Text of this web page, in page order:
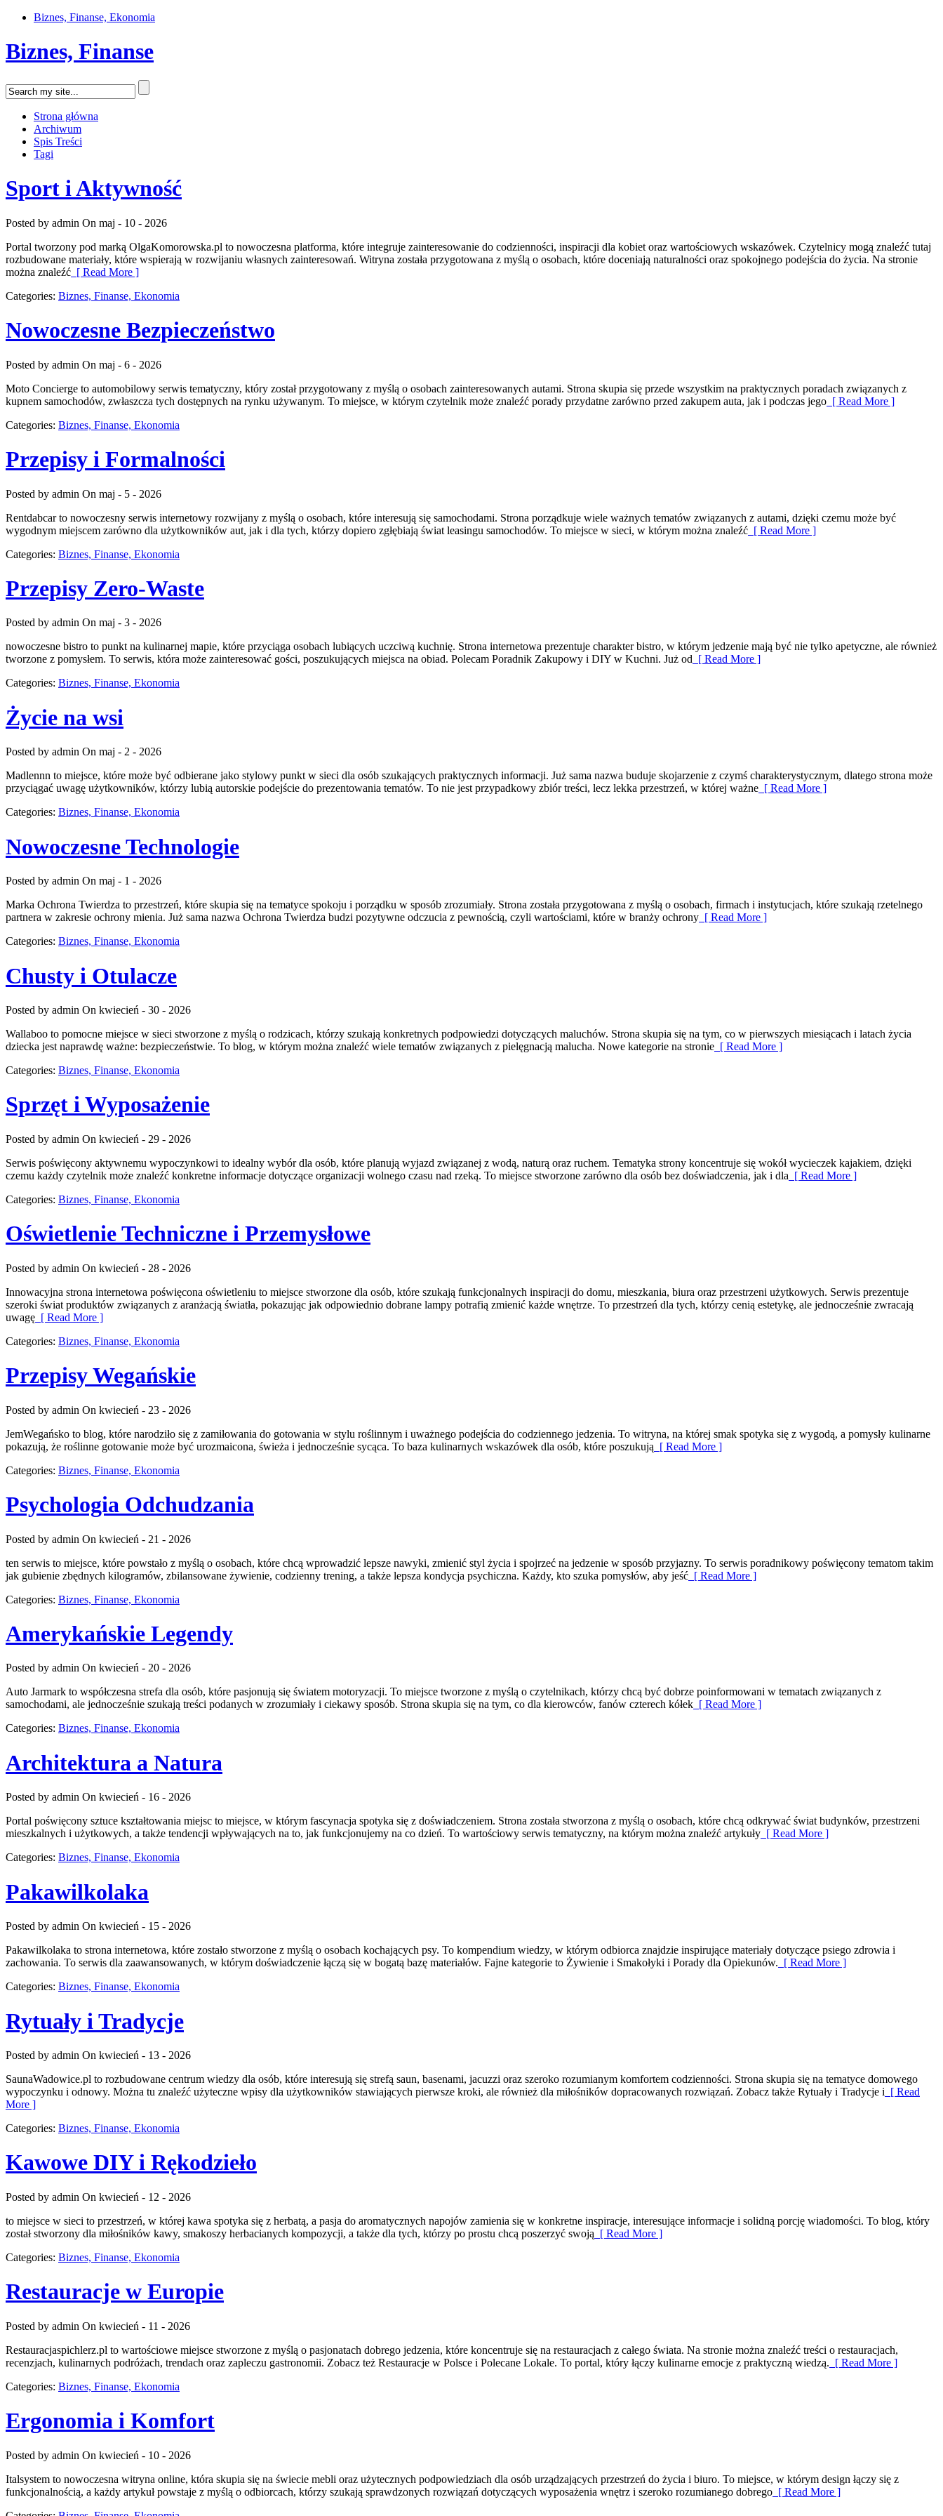
Biznes, Finanse, Ekonomia
Biznes, Finanse
Strona główna
Archiwum
Spis Treści
Tagi
Sport i Aktywność
Posted by admin On maj - 10 - 2026
Portal tworzony pod marką OlgaKomorowska.pl to nowoczesna platforma, które integruje zainteresowanie do codzienności, inspiracji dla kobiet oraz wartościowych wskazówek. Czytelnicy mogą znaleźć tutaj
rozbudowane materiały, które wspierają w rozwijaniu własnych zainteresowań. Witryna została przygotowana z myślą o osobach, które doceniają naturalności oraz spokojnego podejścia do życia. Na stronie
można znaleźć [ Read More ]
Categories: Biznes, Finanse, Ekonomia
Nowoczesne Bezpieczeństwo
Posted by admin On maj - 6 - 2026
Moto Concierge to automobilowy serwis tematyczny, który został przygotowany z myślą o osobach zainteresowanych autami. Strona skupia się przede wszystkim na praktycznych poradach związanych z
kupnem samochodów, zwłaszcza tych dostępnych na rynku używanym. To miejsce, w którym czytelnik może znaleźć porady przydatne zarówno przed zakupem auta, jak i podczas jego [ Read More ]
Categories: Biznes, Finanse, Ekonomia
Przepisy i Formalności
Posted by admin On maj - 5 - 2026
Rentdabcar to nowoczesny serwis internetowy rozwijany z myślą o osobach, które interesują się samochodami. Strona porządkuje wiele ważnych tematów związanych z autami, dzięki czemu może być
wygodnym miejscem zarówno dla użytkowników aut, jak i dla tych, którzy dopiero zgłębiają świat leasingu samochodów. To miejsce w sieci, w którym można znaleźć [ Read More ]
Categories: Biznes, Finanse, Ekonomia
Przepisy Zero-Waste
Posted by admin On maj - 3 - 2026
nowoczesne bistro to punkt na kulinarnej mapie, które przyciąga osobach lubiących uczciwą kuchnię. Strona internetowa prezentuje charakter bistro, w którym jedzenie mają być nie tylko apetyczne, ale również
tworzone z pomysłem. To serwis, która może zainteresować gości, poszukujących miejsca na obiad. Polecam Poradnik Zakupowy i DIY w Kuchni. Już od [ Read More ]
Categories: Biznes, Finanse, Ekonomia
Życie na wsi
Posted by admin On maj - 2 - 2026
Madlennn to miejsce, które może być odbierane jako stylowy punkt w sieci dla osób szukających praktycznych informacji. Już sama nazwa buduje skojarzenie z czymś charakterystycznym, dlatego strona może
przyciągać uwagę użytkowników, którzy lubią autorskie podejście do prezentowania tematów. To nie jest przypadkowy zbiór treści, lecz lekka przestrzeń, w której ważne [ Read More ]
Categories: Biznes, Finanse, Ekonomia
Nowoczesne Technologie
Posted by admin On maj - 1 - 2026
Marka Ochrona Twierdza to przestrzeń, które skupia się na tematyce spokoju i porządku w sposób zrozumiały. Strona została przygotowana z myślą o osobach, firmach i instytucjach, które szukają rzetelnego
partnera w zakresie ochrony mienia. Już sama nazwa Ochrona Twierdza budzi pozytywne odczucia z pewnością, czyli wartościami, które w branży ochrony [ Read More ]
Categories: Biznes, Finanse, Ekonomia
Chusty i Otulacze
Posted by admin On kwiecień - 30 - 2026
Wallaboo to pomocne miejsce w sieci stworzone z myślą o rodzicach, którzy szukają konkretnych podpowiedzi dotyczących maluchów. Strona skupia się na tym, co w pierwszych miesiącach i latach życia
dziecka jest naprawdę ważne: bezpieczeństwie. To blog, w którym można znaleźć wiele tematów związanych z pielęgnacją malucha. Nowe kategorie na stronie [ Read More ]
Categories: Biznes, Finanse, Ekonomia
Sprzęt i Wyposażenie
Posted by admin On kwiecień - 29 - 2026
Serwis poświęcony aktywnemu wypoczynkowi to idealny wybór dla osób, które planują wyjazd związanej z wodą, naturą oraz ruchem. Tematyka strony koncentruje się wokół wycieczek kajakiem, dzięki
czemu każdy czytelnik może znaleźć konkretne informacje dotyczące organizacji wolnego czasu nad rzeką. To miejsce stworzone zarówno dla osób bez doświadczenia, jak i dla [ Read More ]
Categories: Biznes, Finanse, Ekonomia
Oświetlenie Techniczne i Przemysłowe
Posted by admin On kwiecień - 28 - 2026
Innowacyjna strona internetowa poświęcona oświetleniu to miejsce stworzone dla osób, które szukają funkcjonalnych inspiracji do domu, mieszkania, biura oraz przestrzeni użytkowych. Serwis prezentuje
szeroki świat produktów związanych z aranżacją światła, pokazując jak odpowiednio dobrane lampy potrafią zmienić każde wnętrze. To przestrzeń dla tych, którzy cenią estetykę, ale jednocześnie zwracają
uwagę [ Read More ]
Categories: Biznes, Finanse, Ekonomia
Przepisy Wegańskie
Posted by admin On kwiecień - 23 - 2026
JemWegańsko to blog, które narodziło się z zamiłowania do gotowania w stylu roślinnym i uważnego podejścia do codziennego jedzenia. To witryna, na której smak spotyka się z wygodą, a pomysły kulinarne
pokazują, że roślinne gotowanie może być urozmaicona, świeża i jednocześnie sycąca. To baza kulinarnych wskazówek dla osób, które poszukują [ Read More ]
Categories: Biznes, Finanse, Ekonomia
Psychologia Odchudzania
Posted by admin On kwiecień - 21 - 2026
ten serwis to miejsce, które powstało z myślą o osobach, które chcą wprowadzić lepsze nawyki, zmienić styl życia i spojrzeć na jedzenie w sposób przyjazny. To serwis poradnikowy poświęcony tematom takim
jak gubienie zbędnych kilogramów, zbilansowane żywienie, codzienny trening, a także lepsza kondycja psychiczna. Każdy, kto szuka pomysłów, aby jeść [ Read More ]
Categories: Biznes, Finanse, Ekonomia
Amerykańskie Legendy
Posted by admin On kwiecień - 20 - 2026
Auto Jarmark to współczesna strefa dla osób, które pasjonują się światem motoryzacji. To miejsce tworzone z myślą o czytelnikach, którzy chcą być dobrze poinformowani w tematach związanych z
samochodami, ale jednocześnie szukają treści podanych w zrozumiały i ciekawy sposób. Strona skupia się na tym, co dla kierowców, fanów czterech kółek [ Read More ]
Categories: Biznes, Finanse, Ekonomia
Architektura a Natura
Posted by admin On kwiecień - 16 - 2026
Portal poświęcony sztuce kształtowania miejsc to miejsce, w którym fascynacja spotyka się z doświadczeniem. Strona została stworzona z myślą o osobach, które chcą odkrywać świat budynków, przestrzeni
mieszkalnych i użytkowych, a także tendencji wpływających na to, jak funkcjonujemy na co dzień. To wartościowy serwis tematyczny, na którym można znaleźć artykuły [ Read More ]
Categories: Biznes, Finanse, Ekonomia
Pakawilkolaka
Posted by admin On kwiecień - 15 - 2026
Pakawilkolaka to strona internetowa, które zostało stworzone z myślą o osobach kochających psy. To kompendium wiedzy, w którym odbiorca znajdzie inspirujące materiały dotyczące psiego zdrowia i
zachowania. To serwis dla zaawansowanych, w którym doświadczenie łączą się w bogatą bazę materiałów. Fajne kategorie to Żywienie i Smakołyki i Porady dla Opiekunów. [ Read More ]
Categories: Biznes, Finanse, Ekonomia
Rytuały i Tradycje
Posted by admin On kwiecień - 13 - 2026
SaunaWadowice.pl to rozbudowane centrum wiedzy dla osób, które interesują się strefą saun, basenami, jacuzzi oraz szeroko rozumianym komfortem codzienności. Strona skupia się na tematyce domowego
wypoczynku i odnowy. Można tu znaleźć użyteczne wpisy dla użytkowników stawiających pierwsze kroki, ale również dla miłośników dopracowanych rozwiązań. Zobacz także Rytuały i Tradycje i [ Read
More ]
Categories: Biznes, Finanse, Ekonomia
Kawowe DIY i Rękodzieło
Posted by admin On kwiecień - 12 - 2026
to miejsce w sieci to przestrzeń, w której kawa spotyka się z herbatą, a pasja do aromatycznych napojów zamienia się w konkretne inspiracje, interesujące informacje i solidną porcję wiadomości. To blog, który
został stworzony dla miłośników kawy, smakoszy herbacianych kompozycji, a także dla tych, którzy po prostu chcą poszerzyć swoją [ Read More ]
Categories: Biznes, Finanse, Ekonomia
Restauracje w Europie
Posted by admin On kwiecień - 11 - 2026
Restauracjaspichlerz.pl to wartościowe miejsce stworzone z myślą o pasjonatach dobrego jedzenia, które koncentruje się na restauracjach z całego świata. Na stronie można znaleźć treści o restauracjach,
recenzjach, kulinarnych podróżach, trendach oraz zapleczu gastronomii. Zobacz też Restauracje w Polsce i Polecane Lokale. To portal, który łączy kulinarne emocje z praktyczną wiedzą. [ Read More ]
Categories: Biznes, Finanse, Ekonomia
Ergonomia i Komfort
Posted by admin On kwiecień - 10 - 2026
Italsystem to nowoczesna witryna online, która skupia się na świecie mebli oraz użytecznych podpowiedziach dla osób urządzających przestrzeń do życia i biuro. To miejsce, w którym design łączy się z
funkcjonalnością, a każdy artykuł powstaje z myślą o odbiorcach, którzy szukają sprawdzonych rozwiązań dotyczących wyposażenia wnętrz i szeroko rozumianego dobrego [ Read More ]